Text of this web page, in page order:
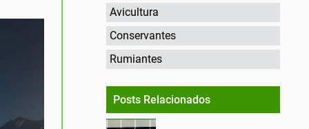
Avicultura
Conservantes
Rumiantes
Posts Relacionados